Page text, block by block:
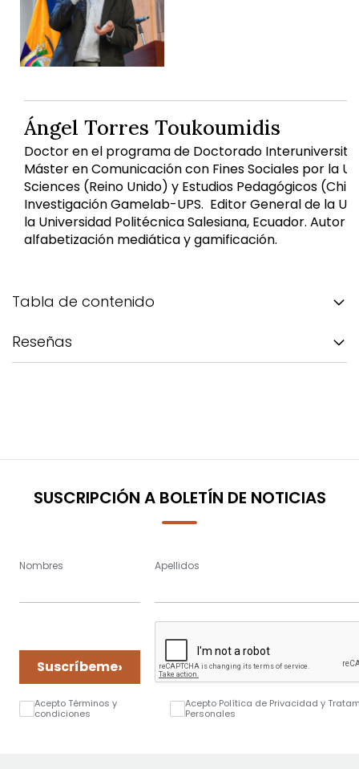
Ángel Torres Toukoumidis
Doctor en el programa de Doctorado
Máster en Comunicación con Fines Sociales por la
Sciences (Reino Unido) y Estudios Pedagógicos
Investigación Gamelab-UPS. Editor General de la
la Universidad Politécnica Salesiana, Ecuador.
alfabetización mediática y gamificación.
Tabla de contenido
Reseñas
SUSCRIPCIÓN A BOLETÍN DE NOTICIAS
Nombres Apellidos
Suscríbeme›
Acepto Términos y
condiciones
Acepto Política de Privacidad y
Personales